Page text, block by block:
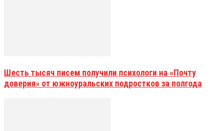
Шесть тысяч писем получили психологи на «Почту
доверия» от южноуральских подростков за полгода